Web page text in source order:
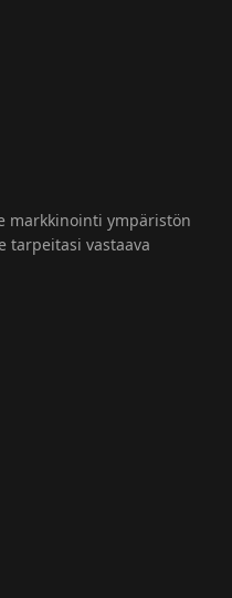
markkinointi ympäristön
tarpeitasi vastaava